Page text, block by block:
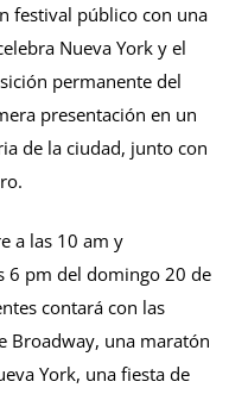
festival público con una
Nueva York y el
permanente del
presentación en un
de la ciudad, junto con
a las 10 am y
6 pm del domingo 20 de
contará con las
Broadway, una maratón
York, una fiesta de